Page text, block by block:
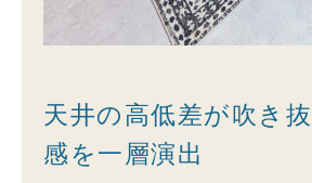
天井の高低差が吹き
感を一層演出